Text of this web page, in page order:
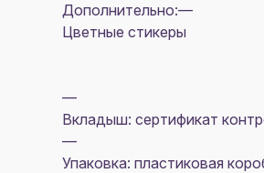
Дополнительно:—
Цветные стикеры
—
Вкладыш: сертификат
—
Упаковка: пластиковая